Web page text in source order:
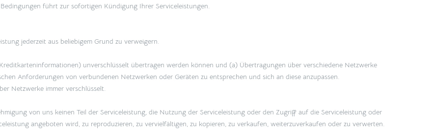
führt zur sofortigen Kündigung Ihrer Serviceleistungen.
jederzeit aus beliebigem Grund zu verweigern.
unverschlüsselt übertragen werden können und (a) Übertragungen über verschiedene Netzwerke
Anforderungen von verbundenen Netzwerken oder Geräten zu entsprechen und sich an diese anzupassen.
Netzwerke immer verschlüsselt.
von uns keinen Teil der Serviceleistung, die Nutzung der Serviceleistung oder den Zugriff auf die Serviceleistung oder
angeboten wird, zu reproduzieren, zu vervielfältigen, zu kopieren, zu verkaufen, weiterzuverkaufen oder zu verwerten.